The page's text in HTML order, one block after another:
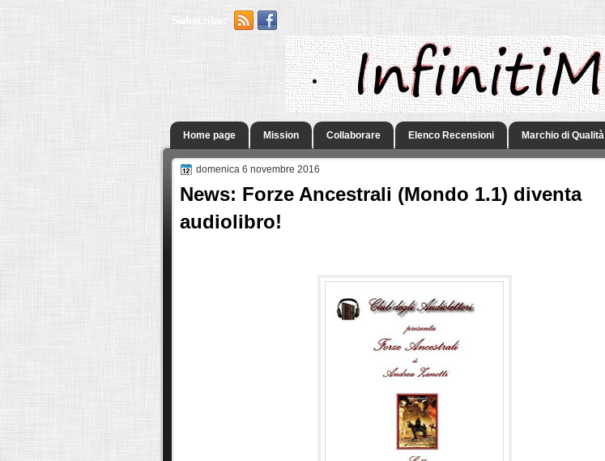
Subscribe:
.
Home page Mission Collaborare Elenco Recensioni Marchio di Qualità
domenica 6 novembre 2016
News: Forze Ancestrali (Mondo 1.1) diventa
audiolibro!